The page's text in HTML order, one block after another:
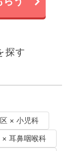
探す
× 小児科
× 耳鼻咽喉科